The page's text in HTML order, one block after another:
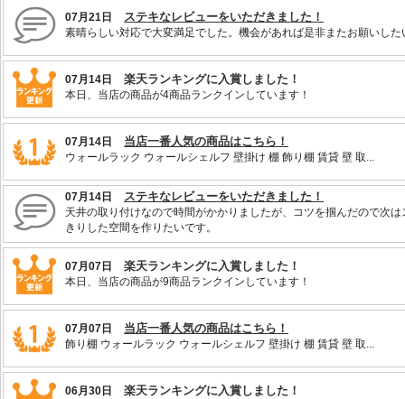
07月21日 ステキなレビューをいただきました！
素晴らしい対応で大変満足でした。機会があれば是非またお願いした
07月14日 楽天ランキングに入賞しました！
本日、当店の商品が4商品ランクインしています！
07月14日 当店一番人気の商品はこちら！
ウォールラック ウォールシェルフ 壁掛け 棚 飾り棚 賃貸 壁 取...
07月14日 ステキなレビューをいただきました！
天井の取り付けなので時間がかかりましたが、コツを掴んだので次
きりした空間を作りたいです。
07月07日 楽天ランキングに入賞しました！
本日、当店の商品が9商品ランクインしています！
07月07日 当店一番人気の商品はこちら！
飾り棚 ウォールラック ウォールシェルフ 壁掛け 棚 賃貸 壁 取...
06月30日 楽天ランキングに入賞しました！